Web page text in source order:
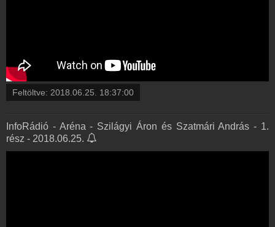
Feltöltve: 2018.06.25. 18:37:00
InfoRádió - Aréna - Szilágyi Áron és Szatmári András - 1.
rész - 2018.06.25.